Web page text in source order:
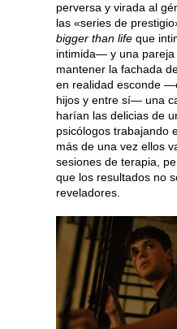
perversa y virada al
las «series de
bigger than life que
intimida— y una
mantener la fachada
en realidad esconde
hijos y entre sí— una
harían las delicias de
psicólogos trabajando
más de una vez ellos
sesiones de terapia,
que los resultados no
reveladores.